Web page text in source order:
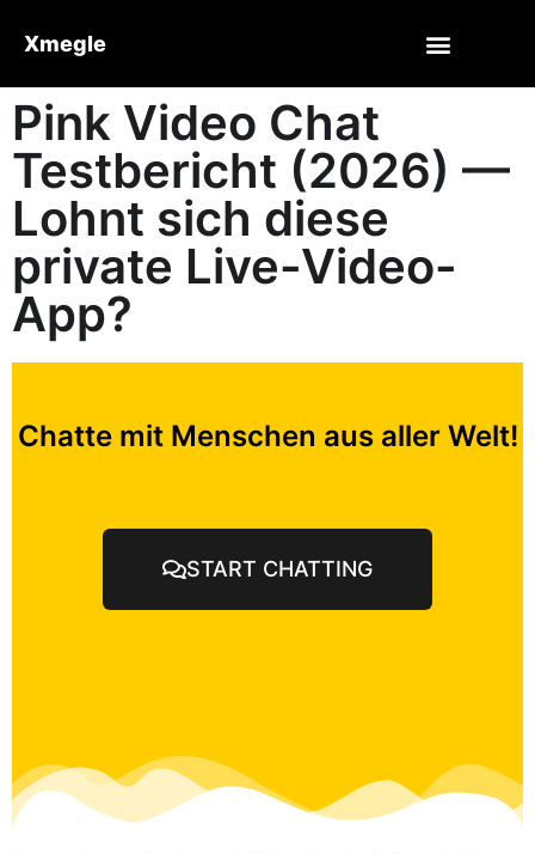
Xmegle
Pink Video Chat
Testbericht (2026) —
Lohnt sich diese
private Live-Video-
App?
Chatte mit Menschen aus aller Welt!
START CHATTING